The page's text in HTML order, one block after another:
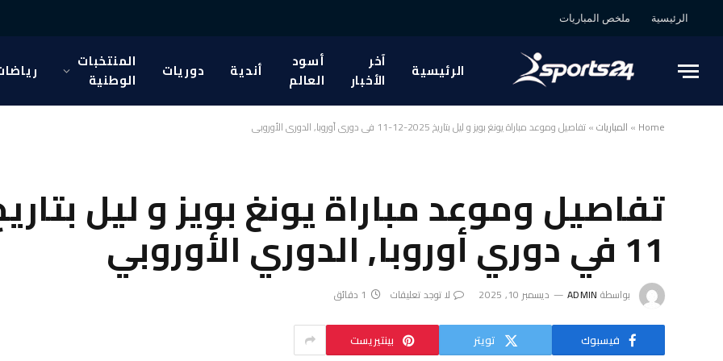
الرئيسية ملخص المباريات
الرئيسية
آخر
الأخبار
أسود
العالم
أندية دوريات
المنتخبات
الوطنية
Home
» المباريات»تفاصيل وموعد مباراة يونغ بويز و ليل بتاريخ 2025-12-11 في دوري أوروبا, الدوري الأوروبي
11 في دوري أوروبا, الدوري الأوروبي
بواسطة ADMIN ديسمبر 10, 2025 لا توجد تعليقات 1 دقائق
فيسبوك تويتر بينتيريست